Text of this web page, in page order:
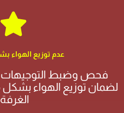
عدم توزيع الهواء
فحص وضبط التوجيهات
لضمان توزيع الهواء